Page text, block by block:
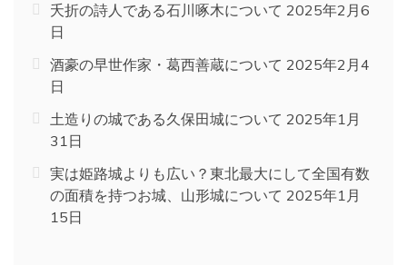
夭折の詩人である石川啄木について 2025年2月6
日
酒豪の早世作家・葛西善蔵について 2025年2月4
日
土造りの城である久保田城について 2025年1月
31日
実は姫路城よりも広い？東北最大にして全国有数
の面積を持つお城、山形城について 2025年1月
15日